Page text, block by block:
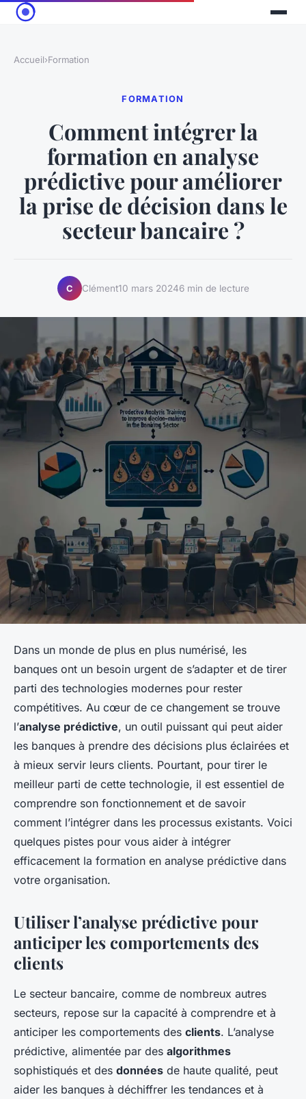
Accueil›Formation
FORMATION
Comment intégrer la
formation en analyse
prédictive pour améliorer
la prise de décision dans le
secteur bancaire ?
C Clément10 mars 20246 min de lecture
Dans un monde de plus en plus numérisé, les
banques ont un besoin urgent de s’adapter et de tirer
parti des technologies modernes pour rester
compétitives. Au cœur de ce changement se trouve
l’analyse prédictive, un outil puissant qui peut aider
les banques à prendre des décisions plus éclairées et
à mieux servir leurs clients. Pourtant, pour tirer le
meilleur parti de cette technologie, il est essentiel de
comprendre son fonctionnement et de savoir
comment l’intégrer dans les processus existants. Voici
quelques pistes pour vous aider à intégrer
efficacement la formation en analyse prédictive dans
votre organisation.
Utiliser l’analyse prédictive pour
anticiper les comportements des
clients
Le secteur bancaire, comme de nombreux autres
secteurs, repose sur la capacité à comprendre et à
anticiper les comportements des clients. L’analyse
prédictive, alimentée par des algorithmes
sophistiqués et des données de haute qualité, peut
aider les banques à déchiffrer les tendances et à